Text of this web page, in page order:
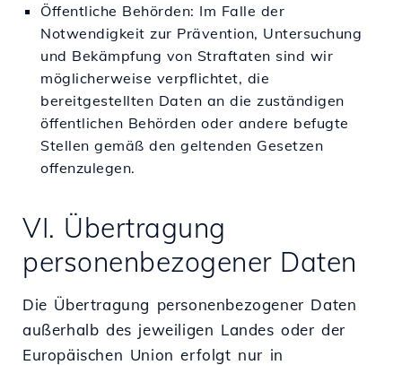
Öffentliche Behörden: Im Falle der
Notwendigkeit zur Prävention, Untersuchung
und Bekämpfung von Straftaten sind wir
möglicherweise verpflichtet, die
bereitgestellten Daten an die zuständigen
öffentlichen Behörden oder andere befugte
Stellen gemäß den geltenden Gesetzen
offenzulegen.
VI. Übertragung
personenbezogener Daten
Die Übertragung personenbezogener Daten
außerhalb des jeweiligen Landes oder der
Europäischen Union erfolgt nur in